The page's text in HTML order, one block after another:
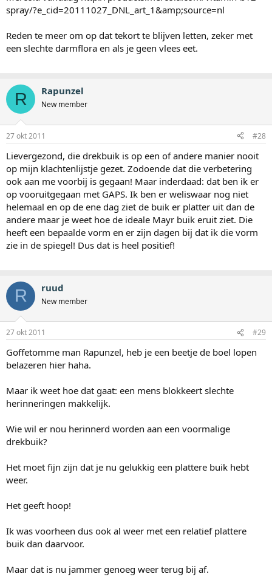
spray/?e_cid=20111027_DNL_art_1&amp;source=nl
Reden te meer om op dat tekort te blijven letten, zeker met
een slechte darmflora en als je geen vlees eet.
R Rapunzel
New member
27 okt 2011 #28
Lievergezond, die drekbuik is op een of andere manier nooit
op mijn klachtenlijstje gezet. Zodoende dat die verbetering
ook aan me voorbij is gegaan! Maar inderdaad: dat ben ik er
op vooruitgegaan met GAPS. Ik ben er weliswaar nog niet
helemaal en op de ene dag ziet de buik er platter uit dan de
andere maar je weet hoe de ideale Mayr buik eruit ziet. Die
heeft een bepaalde vorm en er zijn dagen bij dat ik die vorm
zie in de spiegel! Dus dat is heel positief!
R ruud
New member
27 okt 2011 #29
Goffetomme man Rapunzel, heb je een beetje de boel lopen
belazeren hier haha.
Maar ik weet hoe dat gaat: een mens blokkeert slechte
herinneringen makkelijk.
Wie wil er nou herinnerd worden aan een voormalige
drekbuik?
Het moet fijn zijn dat je nu gelukkig een plattere buik hebt
weer.
Het geeft hoop!
Ik was voorheen dus ook al weer met een relatief plattere
buik dan daarvoor.
Maar dat is nu jammer genoeg weer terug bij af.